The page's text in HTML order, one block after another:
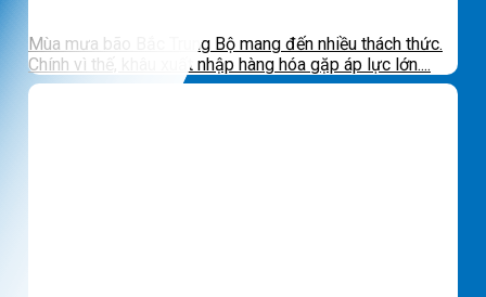
Mùa mưa bão Bắc Trung Bộ mang đến nhiều thách thức.
Chính vì thế, khâu xuất nhập hàng hóa gặp áp lực lớn....